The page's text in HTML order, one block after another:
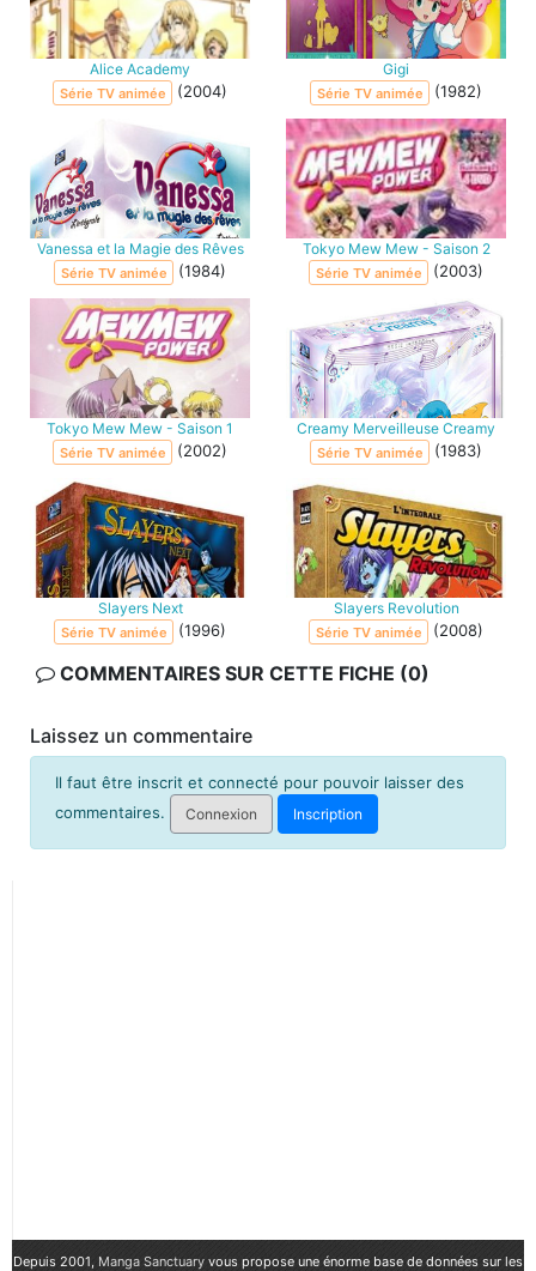
Alice Academy
Série TV animée (2004)
Gigi
Série TV animée (1982)
Vanessa et la Magie des Rêves
Série TV animée (1984)
Tokyo Mew Mew - Saison 2
Série TV animée (2003)
Tokyo Mew Mew - Saison 1
Série TV animée (2002)
Creamy Merveilleuse Creamy
Série TV animée (1983)
Slayers Next
Série TV animée (1996)
Slayers Revolution
Série TV animée (2008)
COMMENTAIRES SUR CETTE FICHE (0)
Laissez un commentaire
Il faut être inscrit et connecté pour pouvoir laisser des
commentaires.
Connexion Inscription
Depuis 2001, Manga Sanctuary vous propose une énorme base de données sur les